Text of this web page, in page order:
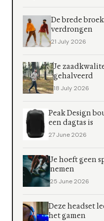
De brede
verdrongen
21 July 2026
Je
gehalveerd
18 July 2026
Peak Design
een dagtas is
27 June 2026
Je hoeft geen
nemen
25 June 2026
Deze headset
het gamen